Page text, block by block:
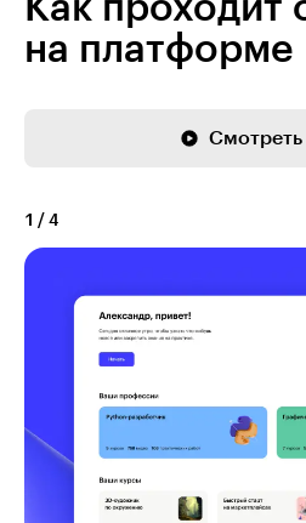
Как проходит
на платформе
Смотреть
1 / 4